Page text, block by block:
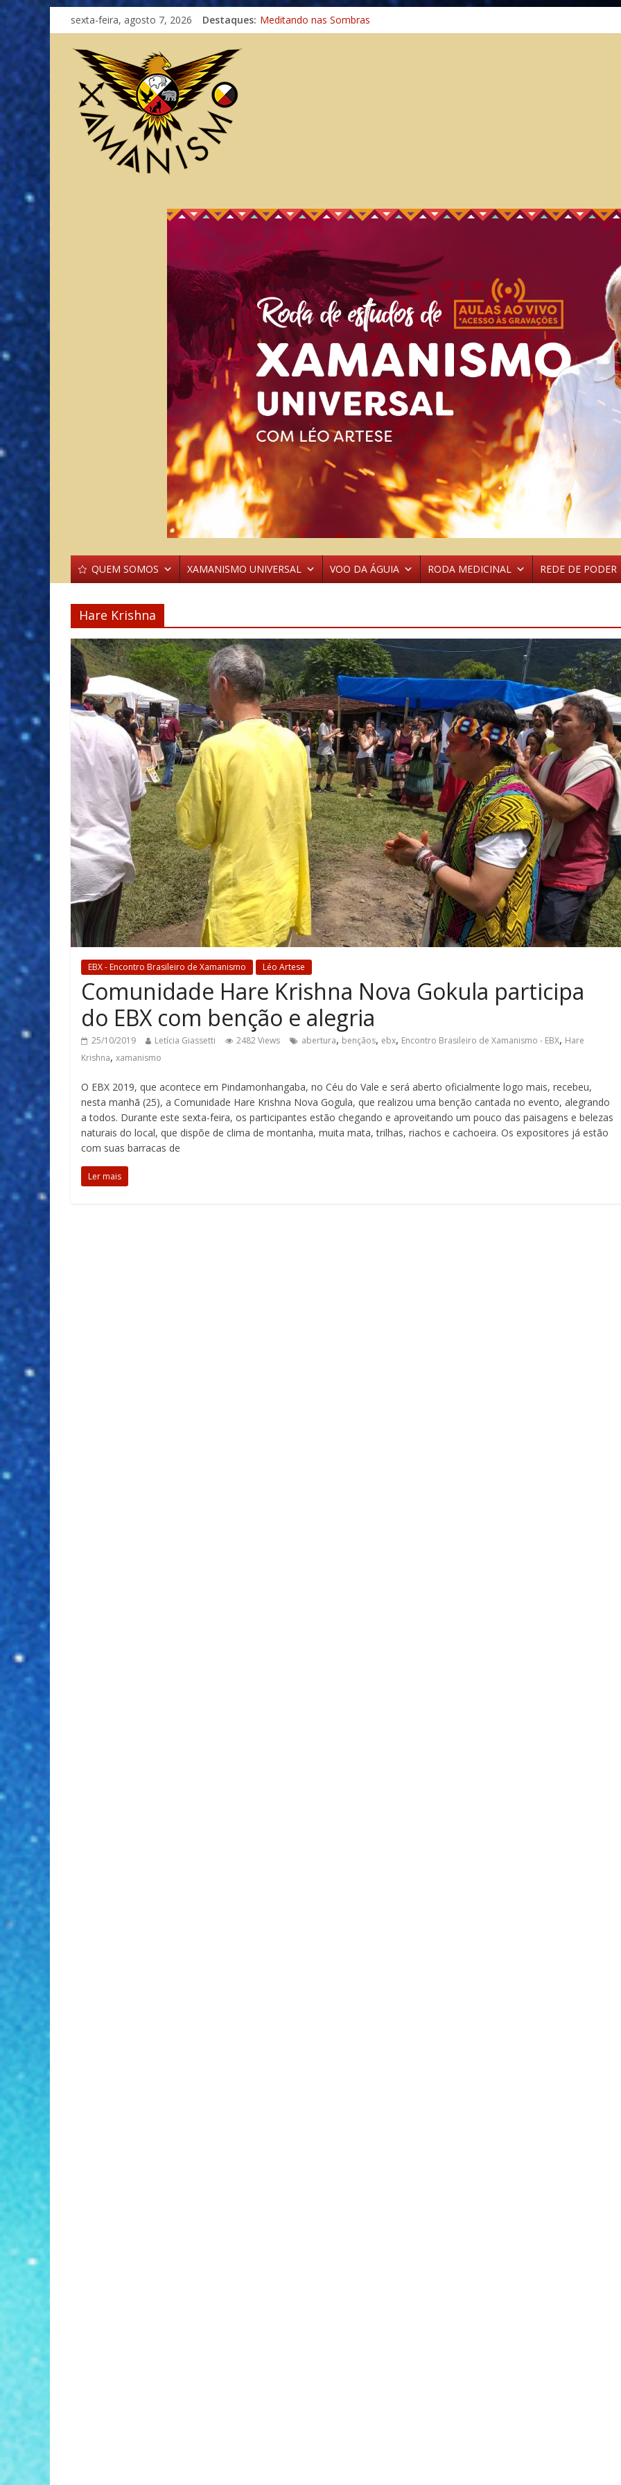
sexta-feira, agosto 7, 2026 Destaques: Imaginação na Cura
Meditando nas Sombras
QUEM SOMOS XAMANISMO UNIVERSAL VOO DA ÁGUIA RODA MEDICINAL REDE DE PODER
Hare Krishna
EBX - Encontro Brasileiro de Xamanismo Léo Artese
Comunidade Hare Krishna Nova Gokula participa
do EBX com benção e alegria
25/10/2019 Letícia Giassetti 2482 Views abertura, bençãos, ebx, Encontro Brasileiro de Xamanismo - EBX, Hare
Krishna, xamanismo
O EBX 2019, que acontece em Pindamonhangaba, no Céu do Vale e será aberto oficialmente logo mais, recebeu,
nesta manhã (25), a Comunidade Hare Krishna Nova Gogula, que realizou uma benção cantada no evento, alegrando
a todos. Durante este sexta-feira, os participantes estão chegando e aproveitando um pouco das paisagens e belezas
naturais do local, que dispõe de clima de montanha, muita mata, trilhas, riachos e cachoeira. Os expositores já estão
com suas barracas de
Ler mais